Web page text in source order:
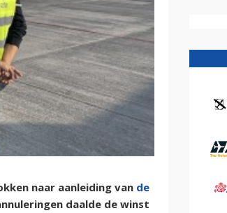
naar aanleiding van de
daalde de winst